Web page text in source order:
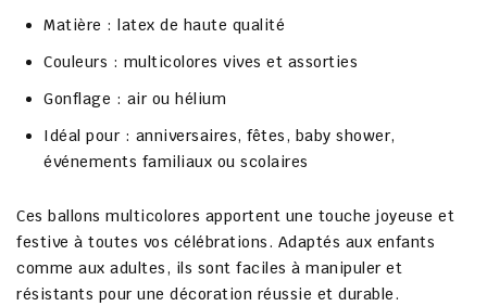
Matière : latex de haute qualité
Couleurs : multicolores vives et assorties
Gonflage : air ou hélium
Idéal pour : anniversaires, fêtes, baby shower,
événements familiaux ou scolaires
Ces ballons multicolores apportent une touche joyeuse et
festive à toutes vos célébrations. Adaptés aux enfants
comme aux adultes, ils sont faciles à manipuler et
résistants pour une décoration réussie et durable.